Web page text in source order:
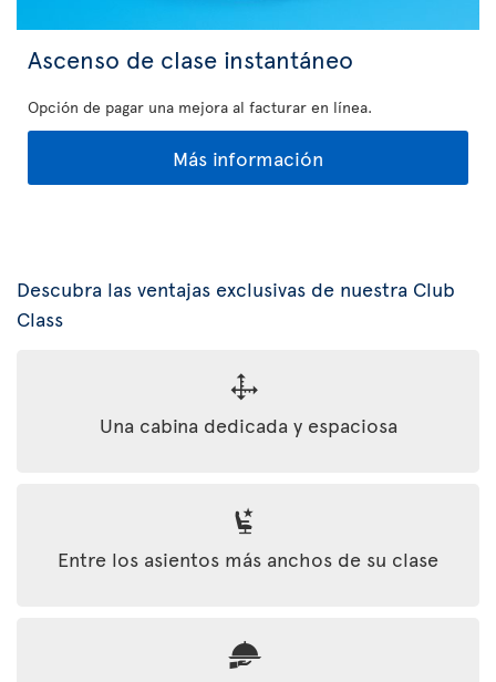
Ascenso de clase instantáneo
Opción de pagar una mejora al facturar en línea.
Más información
Descubra las ventajas exclusivas de nuestra Club
Class
Una cabina dedicada y espaciosa
Entre los asientos más anchos de su clase